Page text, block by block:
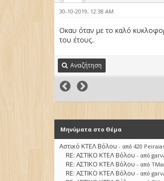
30-10-2019, 12:38 AM
Οκαυ όταν με το καλό
του έτους..
Αναζήτηση
Μηνύματα στο Θέμα
Αστικό ΚΤΕΛ Βόλου - από420
RE: ΑΣΤΙΚΟ ΚΤΕΛ Βόλου - από
RE: ΑΣΤΙΚΟ ΚΤΕΛ Βόλου - από
RE: ΑΣΤΙΚΟ ΚΤΕΛ Βόλου - από